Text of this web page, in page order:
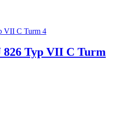
826 Typ VII C Turm